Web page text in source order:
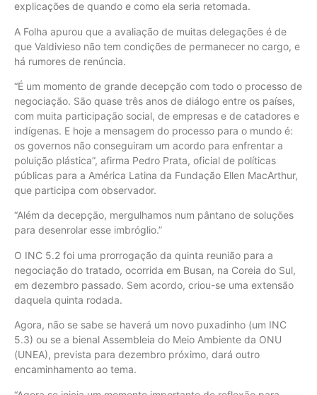
explicações de quando e como ela seria retomada.
A Folha apurou que a avaliação de muitas delegações é de
que Valdivieso não tem condições de permanecer no cargo, e
há rumores de renúncia.
“É um momento de grande decepção com todo o processo de
negociação. São quase três anos de diálogo entre os países,
com muita participação social, de empresas e de catadores e
indígenas. E hoje a mensagem do processo para o mundo é:
os governos não conseguiram um acordo para enfrentar a
poluição plástica”, afirma Pedro Prata, oficial de políticas
públicas para a América Latina da Fundação Ellen MacArthur,
que participa com observador.
“Além da decepção, mergulhamos num pântano de soluções
para desenrolar esse imbróglio.”
O INC 5.2 foi uma prorrogação da quinta reunião para a
negociação do tratado, ocorrida em Busan, na Coreia do Sul,
em dezembro passado. Sem acordo, criou-se uma extensão
daquela quinta rodada.
Agora, não se sabe se haverá um novo puxadinho (um INC
5.3) ou se a bienal Assembleia do Meio Ambiente da ONU
(UNEA), prevista para dezembro próximo, dará outro
encaminhamento ao tema.